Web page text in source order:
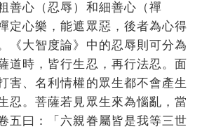
善心（忍辱）和細善心（禪
定心樂，能遮眾惡，後者為心得
《大智度論》中的忍辱則可分為
道時，皆行生忍，再行法忍。面
害、名利情權的眾生都不會產生
忍。菩薩若見眾生來為惱亂，當
五曰：「六親眷屬皆是我等三世